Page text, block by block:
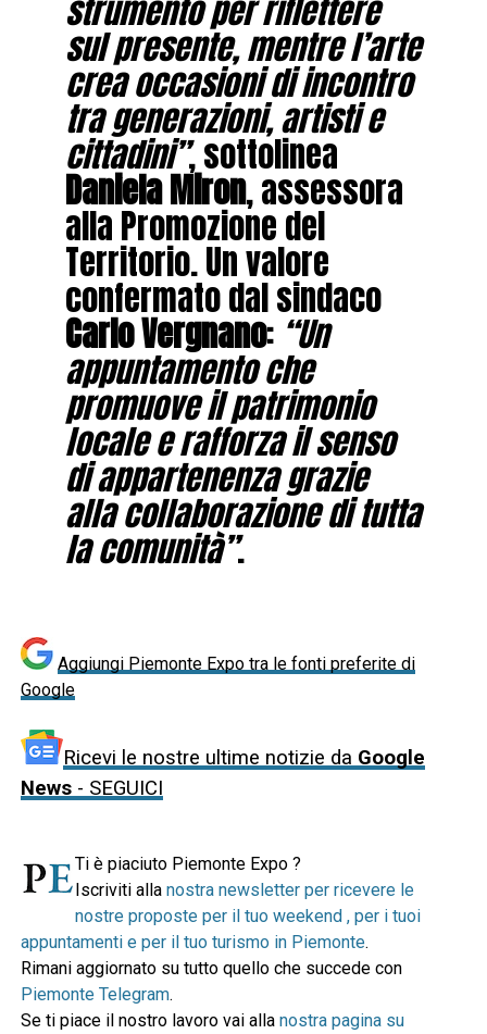
strumento per riflettere
sul presente, mentre l’arte
crea occasioni di incontro
tra generazioni, artisti e
cittadini”, sottolinea
Daniela Miron, assessora
alla Promozione del
Territorio. Un valore
confermato dal sindaco
Carlo Vergnano: “Un
appuntamento che
promuove il patrimonio
locale e rafforza il senso
di appartenenza grazie
alla collaborazione di tutta
la comunità”.
Aggiungi Piemonte Expo tra le fonti preferite di
Google
Ricevi le nostre ultime notizie da Google
News- SEGUICI
Ti è piaciuto Piemonte Expo ?
Iscriviti alla nostra newsletter per ricevere le
nostre proposte per il tuo weekend , per i tuoi
appuntamenti e per il tuo turismo in Piemonte.
Rimani aggiornato su tutto quello che succede con
Piemonte Telegram.
Se ti piace il nostro lavoro vai alla nostra pagina su